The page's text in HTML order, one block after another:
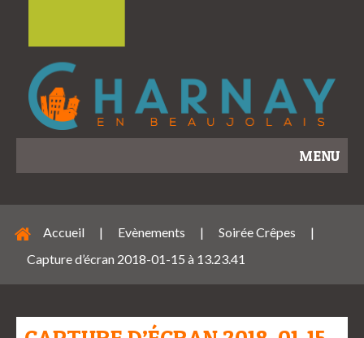
MENU
Accueil | Evènements | Soirée Crêpes
|
Capture d’écran 2018-01-15 à 13.23.41